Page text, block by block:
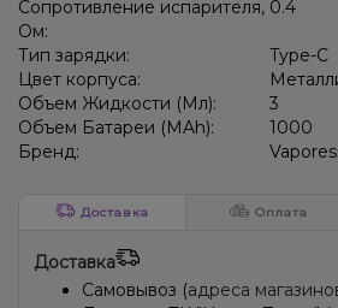
Сопротивление испарителя,
Ом:
0.4
Тип зарядки:
Type-C
Цвет корпуса:
Объем Жидкости (Мл):
3
Объем Батареи (MAh):
1000
Бренд:
Доставка Оплата
Доставка
Самовывоз (адреса